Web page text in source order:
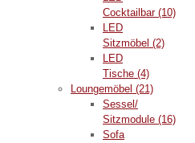
Cocktailbar (10)
LED
Sitzmöbel (2)
LED
Tische (4)
Loungemöbel (21)
Sessel/
Sitzmodule (16)
Sofa